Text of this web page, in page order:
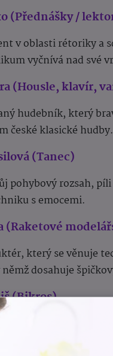
(Přednášky /
v oblasti rétoriky a
vyčnívá nad své
(Housle, klavír,
hudebník, který
české klasické hudby.
(Tanec)
pohybový rozsah,
s emocemi.
(Raketové
který se věnuje
dosahuje
(Bikros)
který v
techniku jízdy.